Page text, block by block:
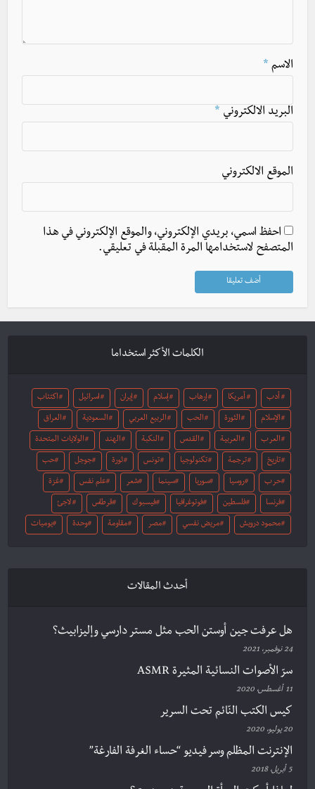
الاسم *
البريد الالكتروني *
الموقع الالكتروني
احفظ اسمي، بريدي الإلكتروني، والموقع الإلكتروني في هذا
المتصفح لاستخدامها المرة المقبلة في تعليقي.
الكلمات الأكثر استخداما
أدب أمريكا إرهاب إسلام إيران اسرائيل اكتئاب
الإسلام الثورة الحب الربيع العربي السعودية العراق
العرب العربية القدس النكبة الهند الولايات المتحدة
تاريخ ترجمة تكنولوجيا تونس ثورة جوجل حب
حرب روسيا سوريا سينما شعر علم نفس غزة
فرنسا فلسطين فوتوغرافيا فيسبوك قرطاس لاجئ
محمود درويش مريض نفسي مصر مقاومة وحدة يوميات
أحدث المقالات
هل عرفت جين أوستن الحب مثل مستر دارسي وإليزابيث؟
24 نوفمبر، 2021
سرّ الأصوات النسائية المثيرة ASMR
11 أغسطس، 2020
كيس الكتب النّائم تحت السرير
20 يوليو، 2020
الإنترنت المظلم وسر فيديو “حساء الغرفة الفارغة”
5 أبريل، 2018